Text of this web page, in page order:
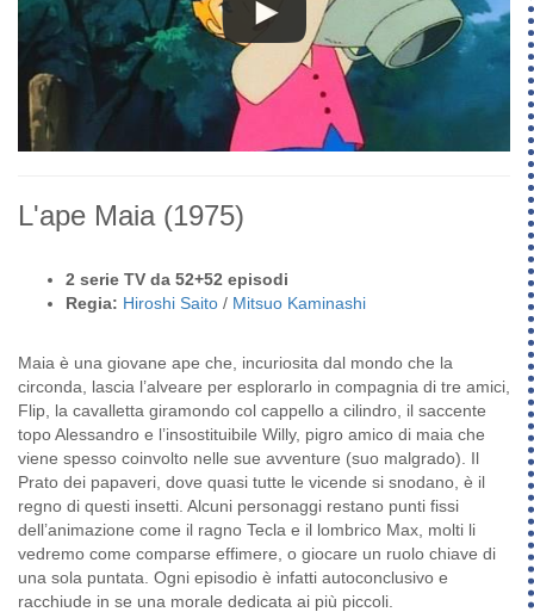
L'ape Maia(1975)
2 serie TV da 52+52 episodi
Regia: Hiroshi Saito / Mitsuo Kaminashi
Maia è una giovane ape che, incuriosita dal mondo che la
circonda, lascia l’alveare per esplorarlo in compagnia di tre amici,
Flip, la cavalletta giramondo col cappello a cilindro, il saccente
topo Alessandro e l’insostituibile Willy, pigro amico di maia che
viene spesso coinvolto nelle sue avventure (suo malgrado). Il
Prato dei papaveri, dove quasi tutte le vicende si snodano, è il
regno di questi insetti. Alcuni personaggi restano punti fissi
dell’animazione come il ragno Tecla e il lombrico Max, molti li
vedremo come comparse effimere, o giocare un ruolo chiave di
una sola puntata. Ogni episodio è infatti autoconclusivo e
racchiude in se una morale dedicata ai più piccoli.